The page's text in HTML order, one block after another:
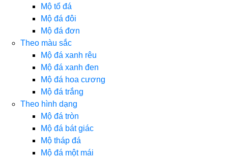
Mộ tổ đá
Mộ đá đôi
Mộ đá đơn
Theo màu sắc
Mộ đá xanh rêu
Mộ đá xanh đen
Mộ đá hoa cương
Mộ đá trắng
Theo hình dạng
Mộ đá tròn
Mộ đá bát giác
Mộ tháp đá
Mộ đá một mái